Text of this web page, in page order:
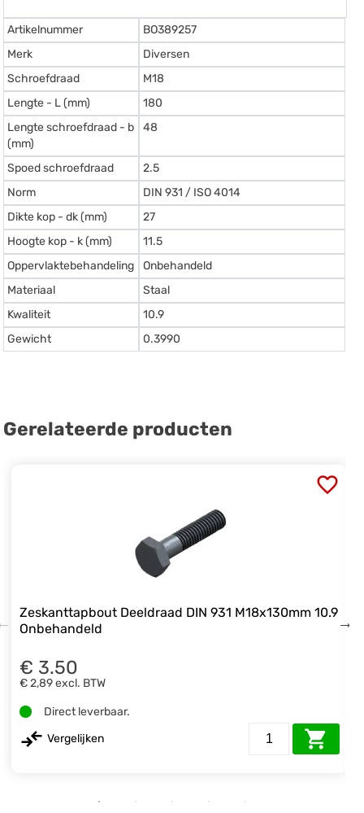
Artikelnummer
BO389257
Merk
Diversen
Schroefdraad
M18
Lengte - L (mm)
180
Lengte schroefdraad - b
(mm)
48
Spoed schroefdraad
2.5
Norm
DIN 931 / ISO 4014
Dikte kop - dk (mm)
27
Hoogte kop - k (mm)
11.5
Oppervlaktebehandeling
Onbehandeld
Materiaal
Staal
Kwaliteit
10.9
Gewicht
0.3990
Gerelateerde producten
Zeskanttapbout Deeldraad DIN 931 M18x130mm 10.9
Onbehandeld
€ 3.50
€ 2,89excl. BTW
Direct leverbaar.
Vergelijken